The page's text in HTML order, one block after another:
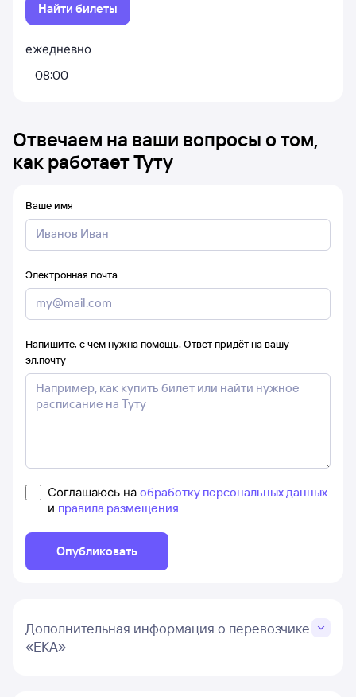
Найти билеты
ежедневно
08:00
Отвечаем на ваши вопросы о том,
как работает Туту
Ваше имя
Электронная почта
Напишите, с чем нужна помощь. Ответ придёт на вашу
эл.почту
Соглашаюсь на обработку персональных данных
и правила размещения
Опубликовать
Дополнительная информация о перевозчике
«ЕКА»